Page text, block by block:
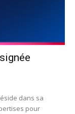
dans sa
pour